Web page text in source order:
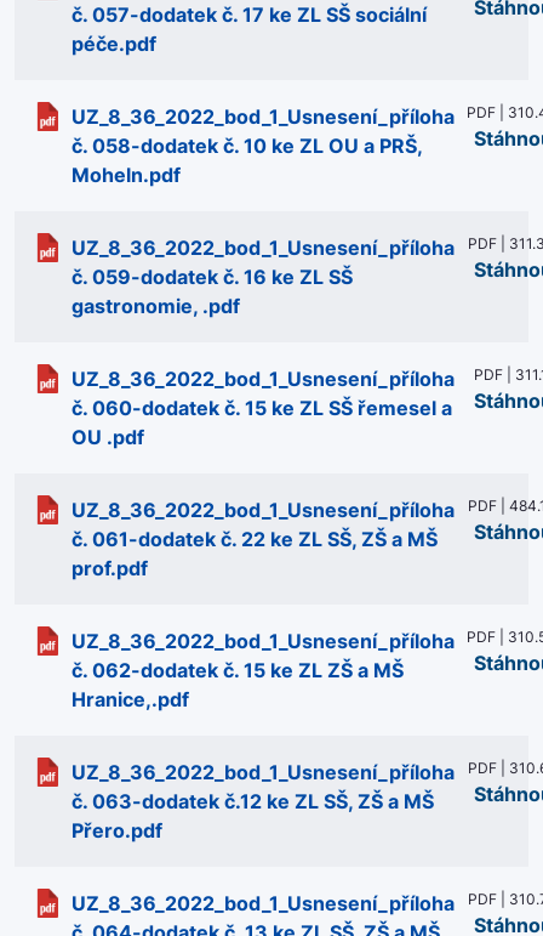
č. 057-dodatek č. 17 ke ZL SŠ sociální
péče.pdf
UZ_8_36_2022_bod_1_Usnesení_příloha
č. 058-dodatek č. 10 ke ZL OU a PRŠ,
Moheln.pdf
PDF |
UZ_8_36_2022_bod_1_Usnesení_příloha
č. 059-dodatek č. 16 ke ZL SŠ
gastronomie, .pdf
PDF |
UZ_8_36_2022_bod_1_Usnesení_příloha
č. 060-dodatek č. 15 ke ZL SŠ řemesel a
OU .pdf
PDF |
UZ_8_36_2022_bod_1_Usnesení_příloha
č. 061-dodatek č. 22 ke ZL SŠ, ZŠ a MŠ
prof.pdf
PDF |
UZ_8_36_2022_bod_1_Usnesení_příloha
č. 062-dodatek č. 15 ke ZL ZŠ a MŠ
Hranice,.pdf
PDF |
UZ_8_36_2022_bod_1_Usnesení_příloha
č. 063-dodatek č.12 ke ZL SŠ, ZŠ a MŠ
Přero.pdf
PDF |
UZ_8_36_2022_bod_1_Usnesení_příloha
PDF |